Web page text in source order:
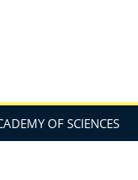
OF SCIENCES